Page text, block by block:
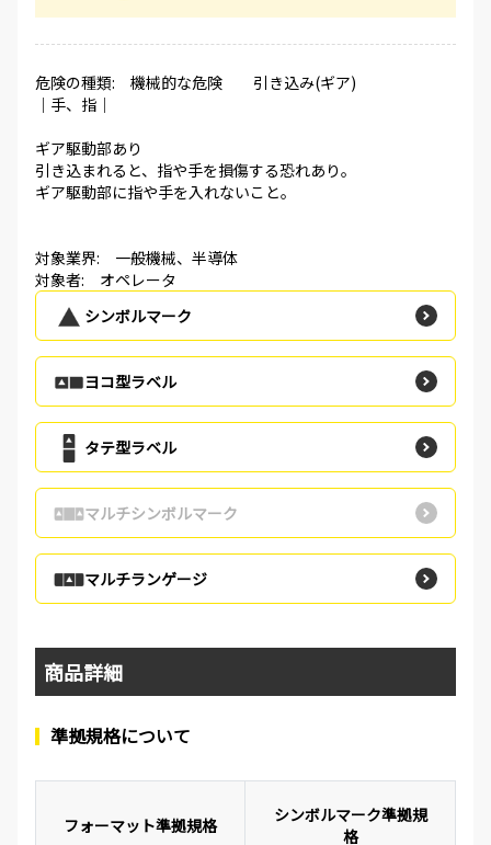
危険の種類: 機械的な危険 引き込み(ギア)
│手、指│
ギア駆動部あり
引き込まれると、指や手を損傷する恐れあり。
ギア駆動部に指や手を入れないこと。
対象業界: 一般機械、半導体
対象者: オペレータ
シンボルマーク
ヨコ型ラベル
タテ型ラベル
マルチシンボルマーク
マルチランゲージ
商品詳細
準拠規格について
フォーマット準拠規格
シンボルマーク準拠規
格